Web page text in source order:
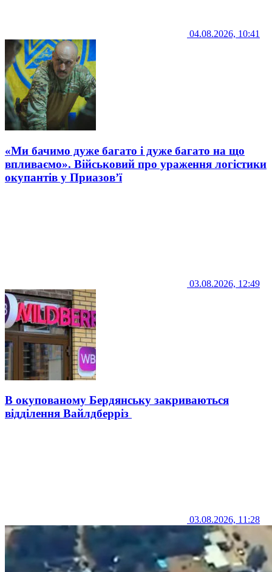
04.08.2026, 10:41
«Ми бачимо дуже багато і дуже багато на що
впливаємо». Військовий про ураження логістики
окупантів у Приазов’ї
03.08.2026, 12:49
В окупованому Бердянську закриваються
відділення Вайлдберріз
03.08.2026, 11:28